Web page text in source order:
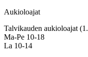
Aukioloajat
Talvikauden aukioloajat
Ma-Pe 10-18
La 10-14